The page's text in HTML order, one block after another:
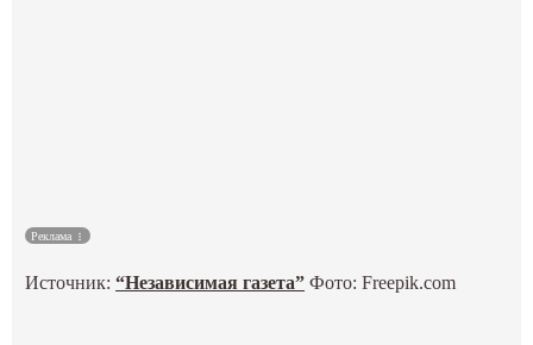
Наука
Реклама
Источник:“Независимая газета” Фото: Freepik.com